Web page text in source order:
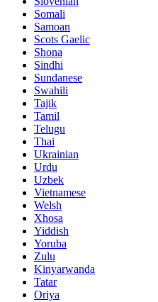
Somali
Samoan
Scots Gaelic
Shona
Sindhi
Sundanese
Swahili
Tajik
Tamil
Telugu
Thai
Ukrainian
Urdu
Uzbek
Vietnamese
Welsh
Xhosa
Yiddish
Yoruba
Zulu
Kinyarwanda
Tatar
Oriya